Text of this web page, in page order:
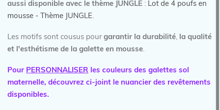
aussi disponible avec le thème JUNGLE : Lot de 4 poufs en
mousse - Thème JUNGLE.
Les motifs sont cousus pour garantir la durabilité, la qualité
et l'esthétisme de la galette en mousse.
Pour PERSONNALISER les couleurs des galettes sol
maternelle, découvrez ci-joint le nuancier des revêtements
disponibles.